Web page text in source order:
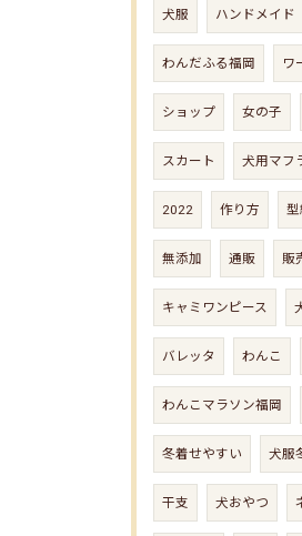
犬服 ハンドメイド
わんだふる福岡 ワ
ショップ 女の子
スカート 犬用マフ
2022 作り方
無添加 通販 販
キャミワンピース
バレッタ わんこ
わんこマラソン福岡
冬着せやすい 犬服
干支 犬おやつ